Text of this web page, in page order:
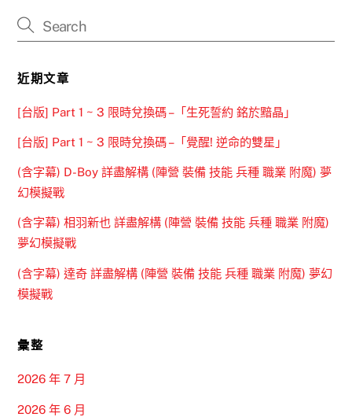
近期文章
[台版] Part 1 ~ 3 限時兌換碼 –「生死誓約 銘於黯晶」
[台版] Part 1 ~ 3 限時兌換碼 –「覺醒! 逆命的雙星」
(含字幕) D-Boy 詳盡解構 (陣營 裝備 技能 兵種 職業 附魔) 夢
幻模擬戰
(含字幕) 相羽新也 詳盡解構 (陣營 裝備 技能 兵種 職業 附魔)
夢幻模擬戰
(含字幕) 達奇 詳盡解構 (陣營 裝備 技能 兵種 職業 附魔) 夢幻
模擬戰
彙整
2026 年 7 月
2026 年 6 月